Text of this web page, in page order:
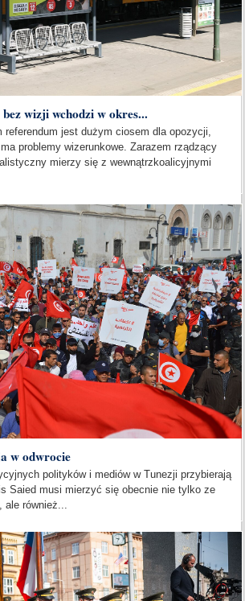
bez wizji wchodzi w okres...
referendum jest dużym ciosem dla opozycji,
problemy wizerunkowe. Zarazem rządzący
mierzy się z wewnątrzkoalicyjnymi
w odwrocie
polityków i mediów w Tunezji przybierają
Saied musi mierzyć się obecnie nie tylko ze
również...